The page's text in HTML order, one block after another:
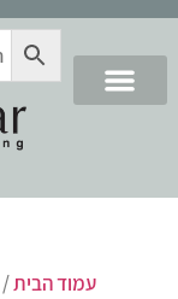
עמוד הבית/